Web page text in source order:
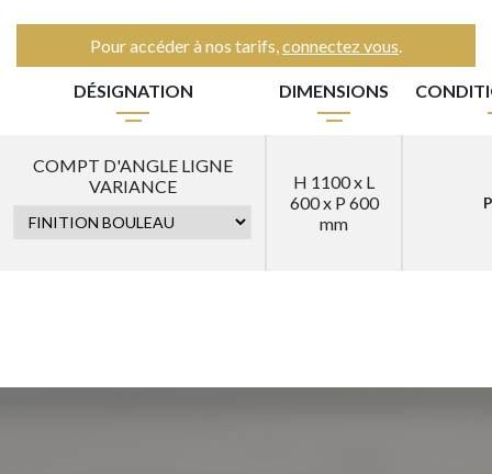
Pour accéder à nos tarifs,connectez vous.
DÉSIGNATION DIMENSIONS
COMPT D'ANGLE LIGNE
VARIANCE
H 1100 x L
600 x P 600
mm